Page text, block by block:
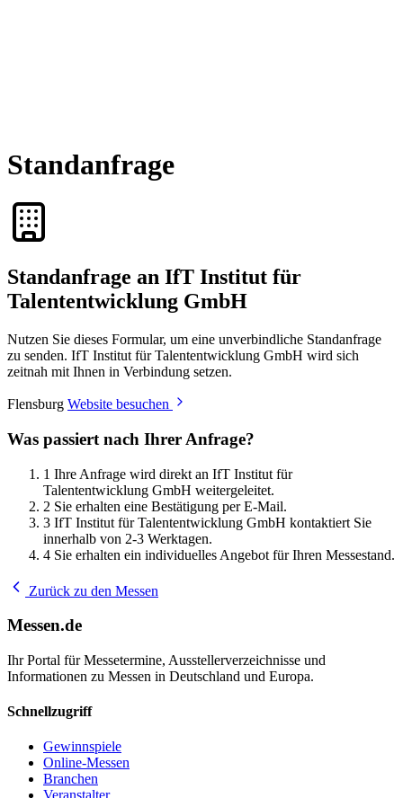
Standanfrage
Standanfrage an IfT Institut für
Talententwicklung GmbH
Nutzen Sie dieses Formular, um eine unverbindliche Standanfrage
zu senden. IfT Institut für Talententwicklung GmbH wird sich
zeitnah mit Ihnen in Verbindung setzen.
Flensburg Website besuchen
Was passiert nach Ihrer Anfrage?
1 Ihre Anfrage wird direkt an IfT Institut für
Talententwicklung GmbH weitergeleitet.
2 Sie erhalten eine Bestätigung per E-Mail.
3 IfT Institut für Talententwicklung GmbH kontaktiert Sie
innerhalb von 2-3 Werktagen.
4 Sie erhalten ein individuelles Angebot für Ihren Messestand.
Zurück zu den Messen
Messen.de
Ihr Portal für Messetermine, Ausstellerverzeichnisse und
Informationen zu Messen in Deutschland und Europa.
Schnellzugriff
Gewinnspiele
Online-Messen
Branchen